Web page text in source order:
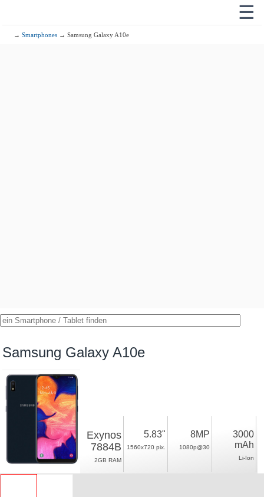
☰
→Smartphones → Samsung Galaxy A10e
Samsung Galaxy A10e
Exynos
7884B
2GB RAM
5.83"
1560x720 pix.
8MP
1080p@30
3000
mAh
Li-Ion